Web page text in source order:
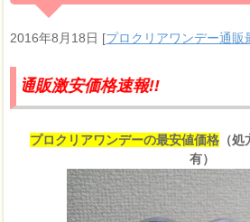
2016年8月18日 [プロクリアワンデー通販
価格速報!!
プロクリアワンデーの最安値価格（処
有）